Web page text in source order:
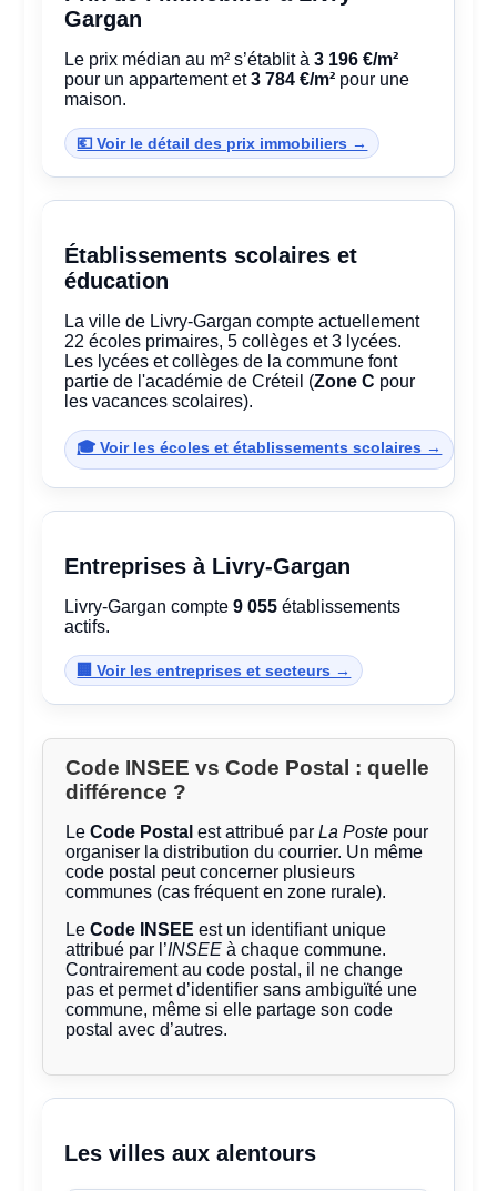
Gargan
Le prix médian au m² s’établit à3 196 €/m²
pour un appartement et3 784 €/m² pour une
maison.
💶 Voir le détail des prix immobiliers →
Établissements scolaires et
éducation
La ville de Livry-Gargan compte actuellement
22 écoles primaires, 5 collèges et 3 lycées.
Les lycées et collèges de la commune font
partie de l'académie de Créteil (Zone C pour
les vacances scolaires).
🎓 Voir les écoles et établissements scolaires →
Entreprises à Livry-Gargan
Livry-Gargan compte9 055 établissements
actifs.
🏢 Voir les entreprises et secteurs →
Code INSEE vs Code Postal : quelle
différence ?
LeCode Postal est attribué parLa Poste pour
organiser la distribution du courrier. Un même
code postal peut concerner plusieurs
communes (cas fréquent en zone rurale).
LeCode INSEE est un identifiant unique
attribué par l’INSEE à chaque commune.
Contrairement au code postal, il ne change
pas et permet d’identifier sans ambiguïté une
commune, même si elle partage son code
postal avec d’autres.
Les villes aux alentours